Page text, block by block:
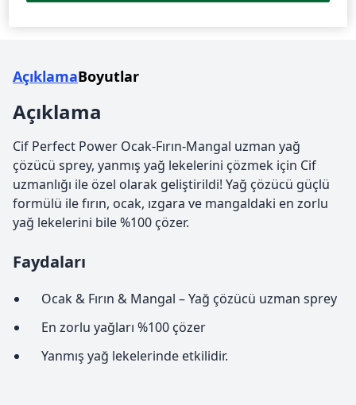
AçıklamaBoyutlar
Açıklama
Cif Perfect Power Ocak-Fırın-Mangal uzman yağ
çözücü sprey, yanmış yağ lekelerini çözmek için Cif
uzmanlığı ile özel olarak geliştirildi! Yağ çözücü güçlü
formülü ile fırın, ocak, ızgara ve mangaldaki en zorlu
yağ lekelerini bile %100 çözer.
Faydaları
Ocak & Fırın & Mangal – Yağ çözücü uzman sprey
En zorlu yağları %100 çözer
Yanmış yağ lekelerinde etkilidir.